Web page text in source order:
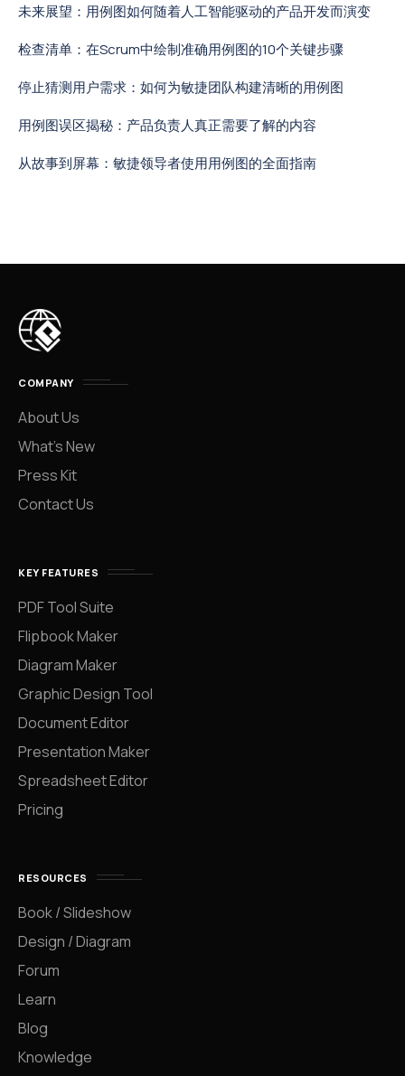
未来展望：用例图如何随着人工智能驱动的产品开发而演变
检查清单：在Scrum中绘制准确用例图的10个关键步骤
停止猜测用户需求：如何为敏捷团队构建清晰的用例图
用例图误区揭秘：产品负责人真正需要了解的内容
从故事到屏幕：敏捷领导者使用用例图的全面指南
COMPANY
About Us
What’s New
Press Kit
Contact Us
KEY FEATURES
PDF Tool Suite
Flipbook Maker
Diagram Maker
Graphic Design Tool
Document Editor
Presentation Maker
Spreadsheet Editor
Pricing
RESOURCES
Book / Slideshow
Design / Diagram
Forum
Learn
Blog
Knowledge